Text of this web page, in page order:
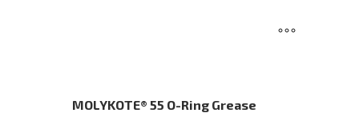
MOLYKOTE® 55 O-Ring Grease